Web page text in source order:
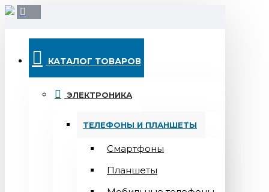
КАТАЛОГ ТОВАРОВ
ЭЛЕКТРОНИКА
ТЕЛЕФОНЫ И ПЛАНШЕТЫ
Смартфоны
Планшеты